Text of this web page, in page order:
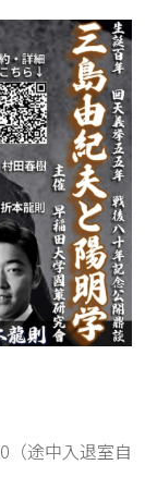
（途中入退室自